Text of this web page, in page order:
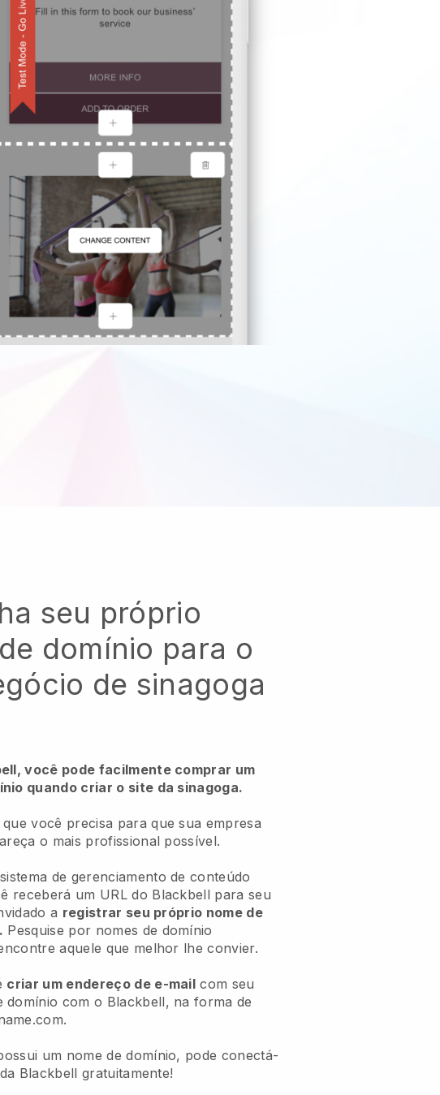
seu próprio
domínio para o
de sinagoga
você pode facilmente comprar um
quando criar o site da sinagoga.
você precisa para que sua empresa
o mais profissional possível.
de gerenciamento de conteúdo
receberá um URL do Blackbell para seu
a registrar seu próprio nome de
Pesquise por nomes de domínio
aquele que melhor lhe convier.
criar um endereço de e-mail com seu
domínio com o Blackbell, na forma de
um nome de domínio, pode conectá-
Blackbell gratuitamente!